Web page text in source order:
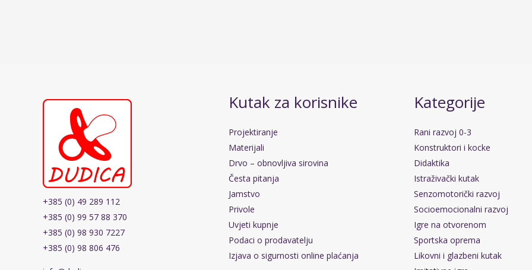
+385 (0) 49 289 112
+385 (0) 99 57 88 370
+385 (0) 98 930 7227
+385 (0) 98 806 476
Kutak za korisnike
Projektiranje
Materijali
Drvo – obnovljiva sirovina
Česta pitanja
Jamstvo
Privole
Uvjeti kupnje
Podaci o prodavatelju
Izjava o sigurnosti online plaćanja
Kategorije
Rani razvoj 0-3
Konstruktori i kocke
Didaktika
Istraživački kutak
Senzomotorički razvoj
Socioemocionalni razvoj
Igre na otvorenom
Sportska oprema
Likovni i glazbeni kutak